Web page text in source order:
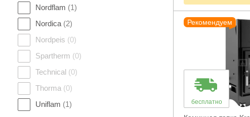
Nordflam (1)
Nordica (2)
Nordpeis (0)
Spartherm (0)
Technical (0)
Thorma (0)
Uniflam (1)
Рекомендуем
бесплатно